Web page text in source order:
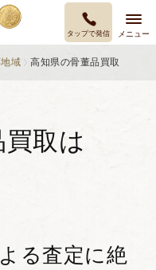
タップで発信 メニュー
域 高知県の骨董品買取
取は
る査定に絶